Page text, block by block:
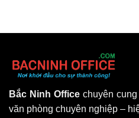
Bắc Ninh Office chuyên
văn phòng chuyên nghiệp –